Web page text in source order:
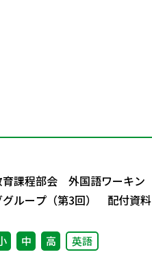
育課程部会 外国語ワーキン
グループ（第3回） 配付資料
中 高 英語